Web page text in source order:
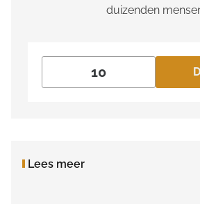
duizenden
Lees meer